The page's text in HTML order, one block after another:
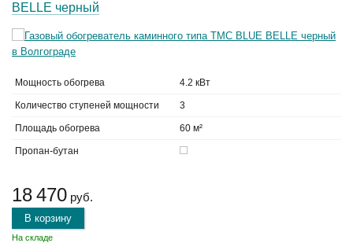
BELLE черный
Мощность обогрева 4.2 кВт
Количество ступеней мощности 3
Площадь обогрева 60 м²
Пропан-бутан
18 470 руб.
В корзину
На складе